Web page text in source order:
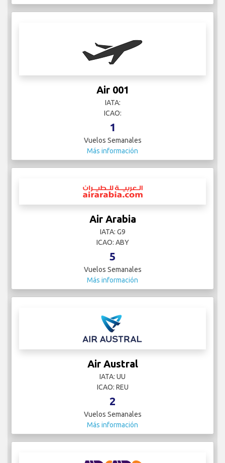
Air 001
IATA:
ICAO:
1
Vuelos Semanales
Más información
Air Arabia
IATA: G9
ICAO: ABY
5
Vuelos Semanales
Más información
Air Austral
IATA: UU
ICAO: REU
2
Vuelos Semanales
Más información